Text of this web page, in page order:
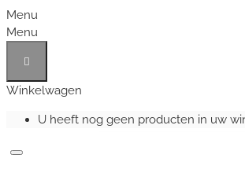
Menu
Menu
Winkelwagen
U heeft nog geen producten in uw